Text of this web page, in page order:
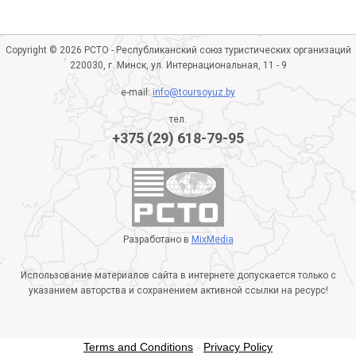
Copyright © 2026 РСТО - Республиканский союз туристических организаций
220030, г. Минск, ул. Интернациональная, 11 - 9
e-mail:info@toursoyuz.by
тел.
+375 (29) 618-79-95
Разработано в MixMedia
Использование материалов сайта в интернете допускается только с
указанием авторства и сохранением активной ссылки на ресурс!
Terms and Conditions - Privacy Policy